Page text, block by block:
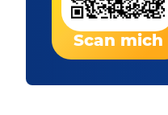
Scan mich